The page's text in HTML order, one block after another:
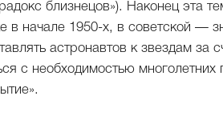
близнецов»). Наконец эта
в начале 1950-х, в советской —
астронавтов к звездам
с необходимостью